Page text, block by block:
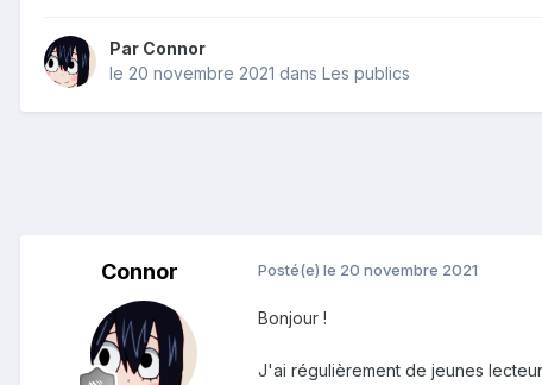
Par Connor
le 20 novembre 2021 dans Les publics
Connor Posté(e) le 20 novembre 2021
Bonjour !
J'ai régulièrement de jeunes